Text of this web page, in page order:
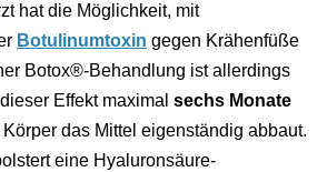
hat die Möglichkeit, mit
Botulinumtoxin gegen Krähenfüße
Botox®-Behandlung ist allerdings
Effekt maximal sechs Monate
Körper das Mittel eigenständig abbaut.
eine Hyaluronsäure-